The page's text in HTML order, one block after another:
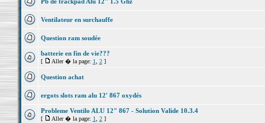
Ventilateur en surchauffe
Question ram soudée
batterie en fin de vie???
[ Aller � la page: 1 2]
Question achat
ergots slots ram alu 12' 867 oxydés
Probleme Ventilo ALU 12" 867 - Solution Valide 10.3.4
[ Aller � la page: 1 2]